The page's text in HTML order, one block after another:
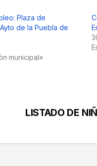
Plaza de
de la Puebla de
municipal»
LISTADO DE